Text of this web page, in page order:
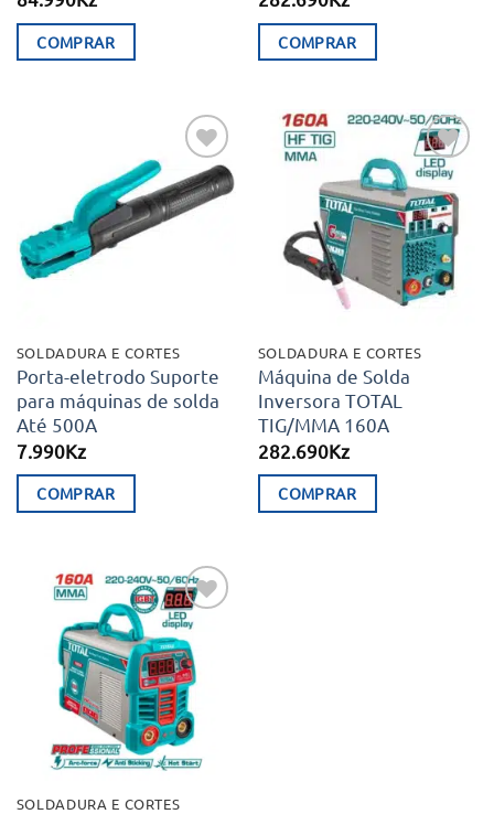
COMPRAR COMPRAR
Adicionar
aos meus
desejos
SOLDADURA E CORTES
Porta-eletrodo Suporte
para máquinas de solda
Até 500A
7.990Kz
COMPRAR
Adicionar
aos meus
desejos
SOLDADURA E CORTES
Máquina de Solda
Inversora TOTAL
TIG/MMA 160A
282.690Kz
COMPRAR
Adicionar
aos meus
desejos
SOLDADURA E CORTES